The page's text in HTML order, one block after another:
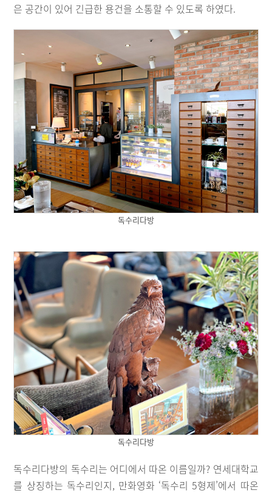
은 공간이 있어 긴급한 용건을 소통할 수 있도록 하였다.
독수리다방
독수리다방
독수리다방의 독수리는 어디에서 따온 이름일까? 연세대학교
를 상징하는 독수리인지, 만화영화 ‘독수리 5형제’에서 따온